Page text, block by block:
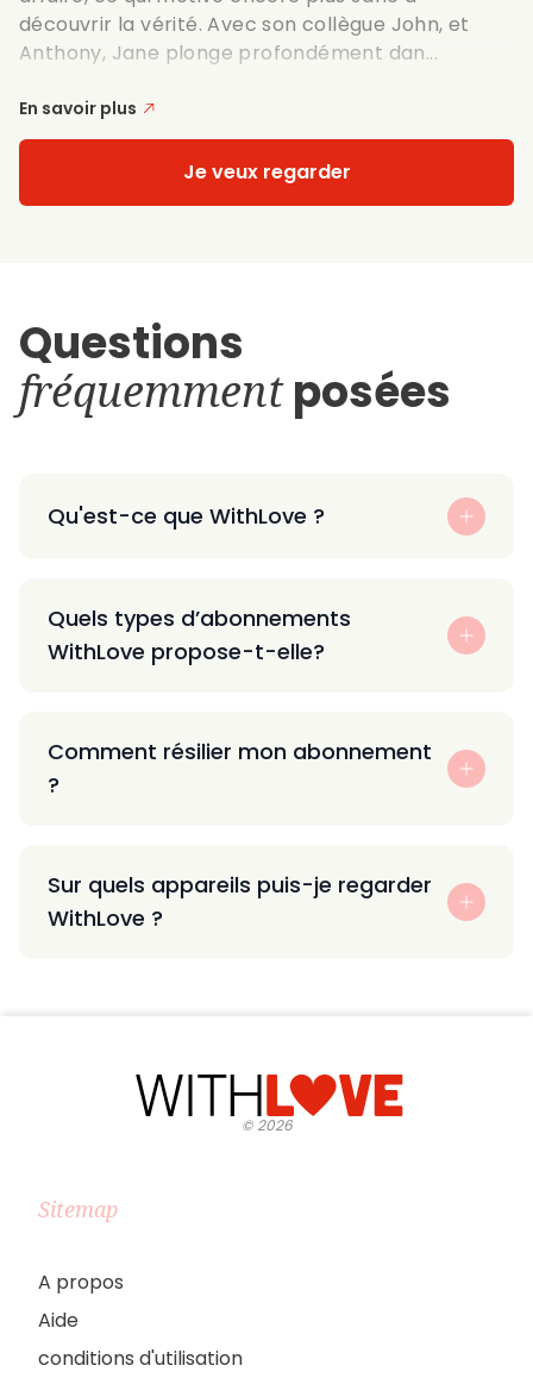
découvrir la vérité. Avec son collègue John, et
Anthony, Jane plonge profondément dan...
En savoir plus
Je veux regarder
Questions
fréquemmentposées
Qu'est-ce que WithLove ?
Quels types d’abonnements
WithLove propose-t-elle?
Comment résilier mon abonnement
?
Sur quels appareils puis-je regarder
WithLove ?
©2026
Sitemap
A propos
Aide
conditions d'utilisation